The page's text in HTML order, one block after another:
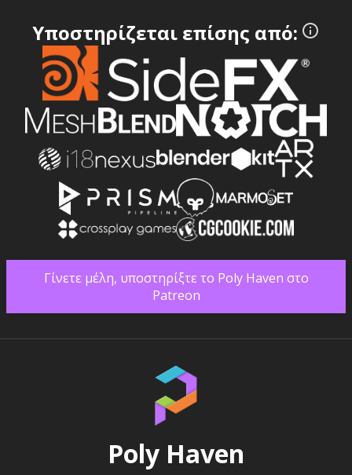
Υποστηρίζεται επίσης από:
Γίνετε μέλη, υποστηρίξτε το Poly Haven στο
Patreon
Poly Haven